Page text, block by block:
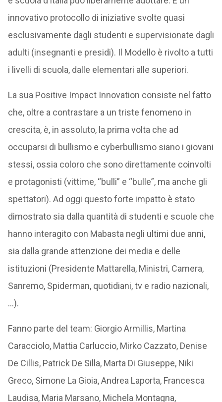
innovativo protocollo di iniziative svolte quasi
esclusivamente dagli studenti e supervisionate dagli
adulti (insegnanti e presidi). Il Modello è rivolto a tutti
i livelli di scuola, dalle elementari alle superiori.
La sua Positive Impact Innovation consiste nel fatto
che, oltre a contrastare a un triste fenomeno in
crescita, è, in assoluto, la prima volta che ad
occuparsi di bullismo e cyberbullismo siano i giovani
stessi, ossia coloro che sono direttamente coinvolti
e protagonisti (vittime, “bulli” e “bulle”, ma anche gli
spettatori). Ad oggi questo forte impatto è stato
dimostrato sia dalla quantità di studenti e scuole che
hanno interagito con Mabasta negli ultimi due anni,
sia dalla grande attenzione dei media e delle
istituzioni (Presidente Mattarella, Ministri, Camera,
Sanremo, Spiderman, quotidiani, tv e radio nazionali,
…).
Fanno parte del team: Giorgio Armillis, Martina
Caracciolo, Mattia Carluccio, Mirko Cazzato, Denise
De Cillis, Patrick De Silla, Marta Di Giuseppe, Niki
Greco, Simone La Gioia, Andrea Laporta, Francesca
Laudisa, Maria Marsano, Michela Montagna,